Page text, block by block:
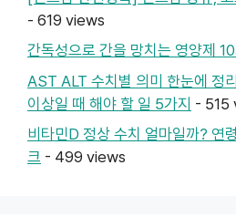
- 619 views
간독성으로 간을 망치는 영양제 10
AST ALT 수치별 의미 한눈에 정
이상일 때 해야 할 일 5가지 - 515
비타민D 정상 수치 얼마일까? 연
크 - 499 views